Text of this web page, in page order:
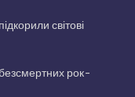
світові
рок-